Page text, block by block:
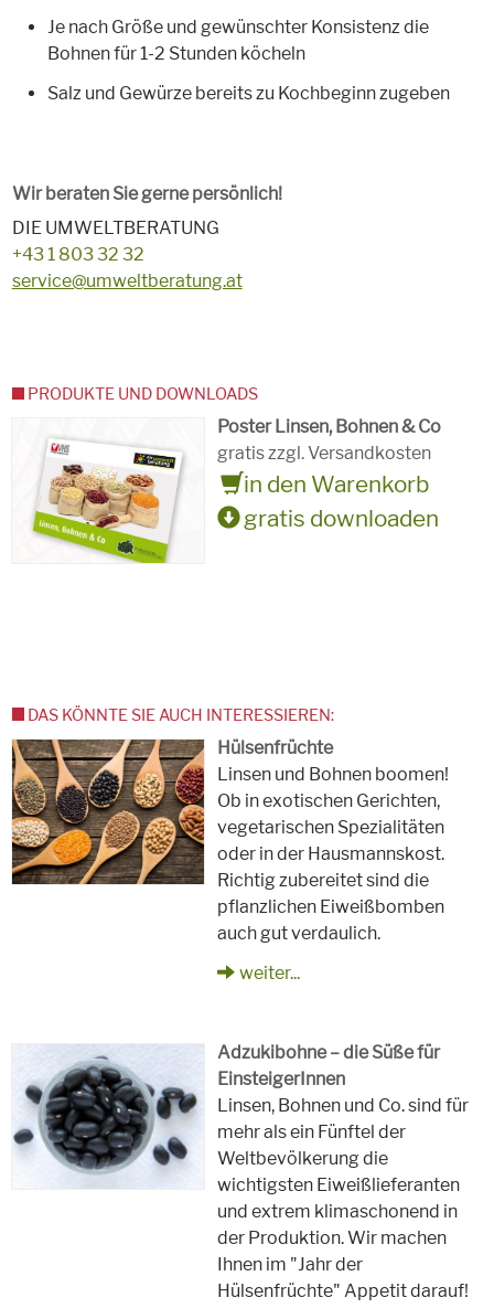
Je nach Größe und gewünschter Konsistenz die
Bohnen für 1-2 Stunden köcheln
Salz und Gewürze bereits zu Kochbeginn zugeben
Wir beraten Sie gerne persönlich!
DIE UMWELTBERATUNG
+43 1 803 32 32
service@umweltberatung.at
PRODUKTE UND DOWNLOADS
Poster Linsen, Bohnen & Co
gratis zzgl. Versandkosten
in den Warenkorb
gratis downloaden
DAS KÖNNTE SIE AUCH INTERESSIEREN:
Hülsenfrüchte
Linsen und Bohnen boomen!
Ob in exotischen Gerichten,
vegetarischen Spezialitäten
oder in der Hausmannskost.
Richtig zubereitet sind die
pflanzlichen Eiweißbomben
auch gut verdaulich.
weiter...
Adzukibohne – die Süße für
EinsteigerInnen
Linsen, Bohnen und Co. sind für
mehr als ein Fünftel der
Weltbevölkerung die
wichtigsten Eiweißlieferanten
und extrem klimaschonend in
der Produktion. Wir machen
Ihnen im "Jahr der
Hülsenfrüchte" Appetit darauf!